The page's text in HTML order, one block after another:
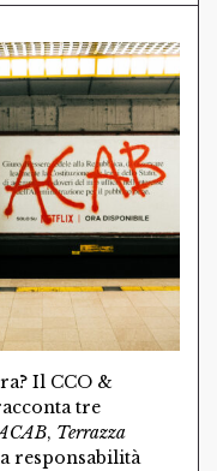
Il CCO &
tre
, Terrazza
responsabilità